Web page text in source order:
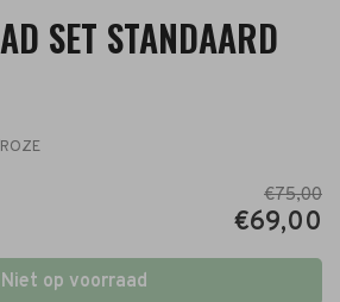
SET STANDAARD
€75,00
€69,00
Niet op voorraad